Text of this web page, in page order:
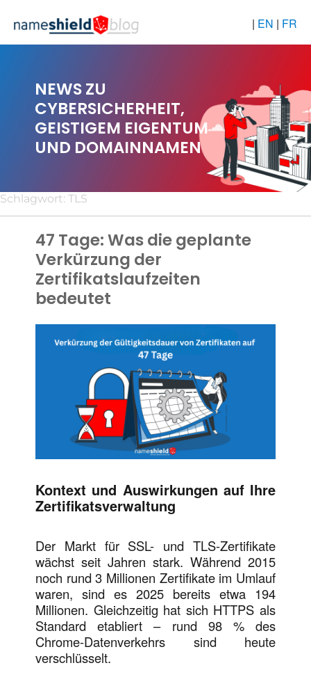
| EN | FR
NEWS ZU
CYBERSICHERHEIT,
GEISTIGEM EIGENTUM
UND DOMAINNAMEN
Schlagwort: TLS
47 Tage: Was die geplante
Verkürzung der
Zertifikatslaufzeiten
bedeutet
Kontext und Auswirkungen auf Ihre
Zertifikatsverwaltung
Der Markt für SSL- und TLS-Zertifikate
wächst seit Jahren stark. Während 2015
noch rund 3 Millionen Zertifikate im Umlauf
waren, sind es 2025 bereits etwa 194
Millionen. Gleichzeitig hat sich HTTPS als
Standard etabliert – rund 98 % des
Chrome-Datenverkehrs sind heute
verschlüsselt.